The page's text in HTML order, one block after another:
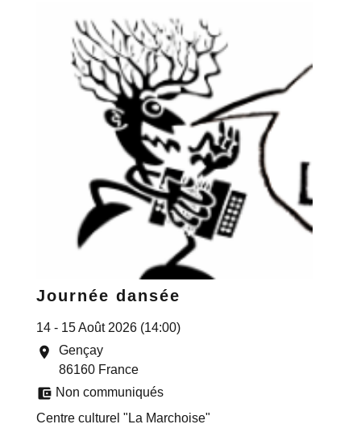
Journée dansée
14 - 15 Août 2026 (14:00)
location_on
Gençay
86160 France
account_balance_wallet Non communiqués
Centre culturel "La Marchoise"